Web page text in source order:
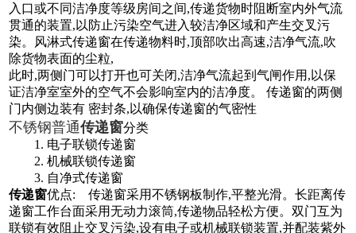
入口或不同洁净度等级房间之间,传递货物时阻断室内外气流
贯通的装置,以防止污染空气进入较洁净区域和产生交叉污
染。风淋式传递窗在传递物料时,顶部吹出高速,洁净气流,吹
除货物表面的尘粒,
此时,两侧门可以打开也可关闭,洁净气流起到气闸作用,以保
证洁净室室外的空气不会影响室内的洁净度。 传递窗的两侧
门内侧边装有 密封条,以确保传递窗的气密性
不锈钢普通传递窗分类
1. 电子联锁传递窗
2. 机械联锁传递窗
3. 自净式传递窗
传递窗优点: 传递窗采用不锈钢板制作,平整光滑。长距离传
递窗工作台面采用无动力滚筒,传递物品轻松方便。双门互为
联锁有效阻止交叉污染,设有电子或机械联锁装置,并配装紫外